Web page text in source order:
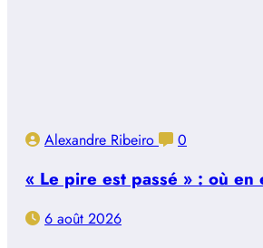
Alexandre Ribeiro 0
« Le pire est passé » : où en
6 août 2026